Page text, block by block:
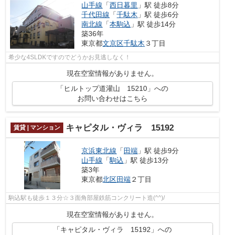
山手線 「西日暮里 」駅 徒歩8分
千代田線 「千駄木 」駅 徒歩6分
南北線 「本駒込 」駅 徒歩14分
築36年
東京都文京区千駄木 ３丁目
希少な4SLDKですのでどうかお見逃しなく！
現在空室情報がありません。
「ヒルトップ道灌山 15210」への
お問い合わせはこちら
賃貸 | マンション キャピタル・ヴィラ 15192
京浜東北線 「 田端 」駅 徒歩9分
山手線 「駒込 」駅 徒歩13分
築3年
東京都北区田端２丁目
駒込駅も徒歩１３分☆３面角部屋鉄筋コンクリート造(^^)/
現在空室情報がありません。
「キャピタル・ヴィラ 15192」への